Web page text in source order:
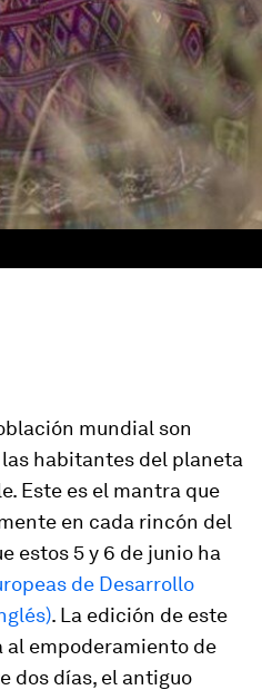
mundial son
habitantes del planeta
Este es el mantra que
en cada rincón del
estos 5 y 6 de junio ha
de Desarrollo
. La edición de este
al empoderamiento de
dos días, el antiguo